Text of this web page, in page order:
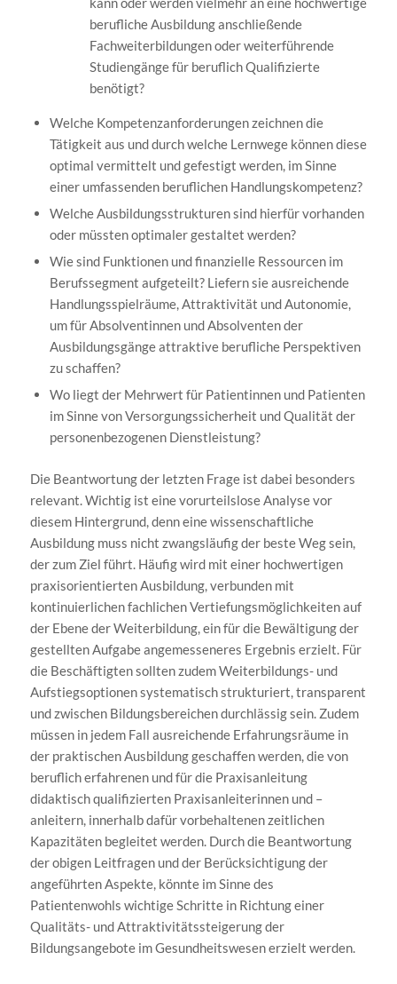
berufliche Ausbildung anschließende
Fachweiterbildungen oder weiterführende
Studiengänge für beruflich Qualifizierte
benötigt?
Welche Kompetenzanforderungen zeichnen die
Tätigkeit aus und durch welche Lernwege können diese
optimal vermittelt und gefestigt werden, im Sinne
einer umfassenden beruflichen Handlungskompetenz?
Welche Ausbildungsstrukturen sind hierfür vorhanden
oder müssten optimaler gestaltet werden?
Wie sind Funktionen und finanzielle Ressourcen im
Berufssegment aufgeteilt? Liefern sie ausreichende
Handlungsspielräume, Attraktivität und Autonomie,
um für Absolventinnen und Absolventen der
Ausbildungsgänge attraktive berufliche Perspektiven
zu schaffen?
Wo liegt der Mehrwert für Patientinnen und Patienten
im Sinne von Versorgungssicherheit und Qualität der
personenbezogenen Dienstleistung?
Die Beantwortung der letzten Frage ist dabei besonders
relevant. Wichtig ist eine vorurteilslose Analyse vor
diesem Hintergrund, denn eine wissenschaftliche
Ausbildung muss nicht zwangsläufig der beste Weg sein,
der zum Ziel führt. Häufig wird mit einer hochwertigen
praxisorientierten Ausbildung, verbunden mit
kontinuierlichen fachlichen Vertiefungsmöglichkeiten auf
der Ebene der Weiterbildung, ein für die Bewältigung der
gestellten Aufgabe angemesseneres Ergebnis erzielt. Für
die Beschäftigten sollten zudem Weiterbildungs- und
Aufstiegsoptionen systematisch strukturiert, transparent
und zwischen Bildungsbereichen durchlässig sein. Zudem
müssen in jedem Fall ausreichende Erfahrungsräume in
der praktischen Ausbildung geschaffen werden, die von
beruflich erfahrenen und für die Praxisanleitung
didaktisch qualifizierten Praxisanleiterinnen und –
anleitern, innerhalb dafür vorbehaltenen zeitlichen
Kapazitäten begleitet werden. Durch die Beantwortung
der obigen Leitfragen und der Berücksichtigung der
angeführten Aspekte, könnte im Sinne des
Patientenwohls wichtige Schritte in Richtung einer
Qualitäts- und Attraktivitätssteigerung der
Bildungsangebote im Gesundheitswesen erzielt werden.